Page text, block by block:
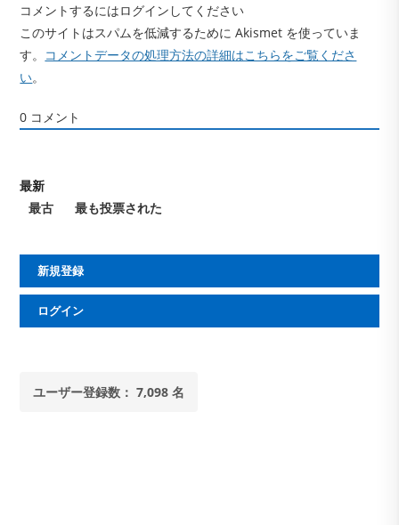
コメントするにはログインしてください
このサイトはスパムを低減するために Akismet を使っていま
す。 コメントデータの処理方法の詳細はこちらをご覧くださ
い。
0 コメント
最新
最古
最も投票された
新規登録
ログイン
ユーザー登録数： 7,098 名